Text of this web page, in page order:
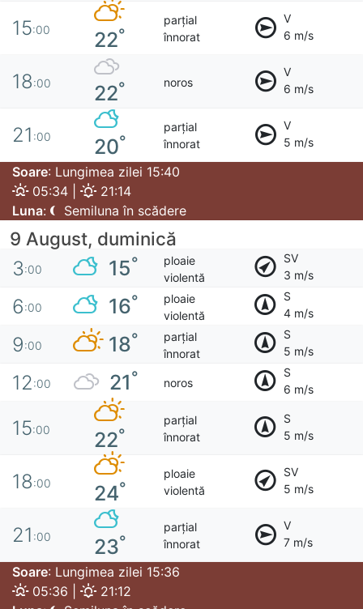
15:00 22°
parțial
înnorat
V
6 m/s
18:00 22° noros
V
6 m/s
21 :00 20°
parțial
înnorat
V
5 m/s
Soare: Lungimea zilei 15:40
05:34 |
21:14
Luna: Semiluna în scădere
9 August, duminică
3:00 15°
ploaie
violentă
SV
3 m/s
6:00 16°
ploaie
violentă
S
4 m/s
9:00 18°
parțial
înnorat
S
5 m/s
12:00 21° noros
S
6 m/s
15:00 22°
parțial
înnorat
S
5 m/s
18:00 24°
ploaie
violentă
SV
5 m/s
21 :00 23°
parțial
înnorat
V
7 m/s
Soare: Lungimea zilei 15:36
05:36 |
21:12